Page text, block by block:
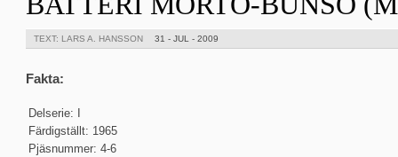
TEXT: LARS A. HANSSON 31 - JUL - 2009
Fakta:
Delserie: I
Färdigställt: 1965
Pjäsnummer: 4-6